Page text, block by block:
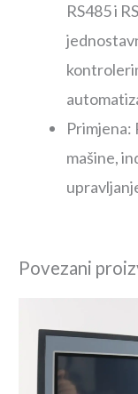
RS485 i
Primjena:
mašine,
Povezani